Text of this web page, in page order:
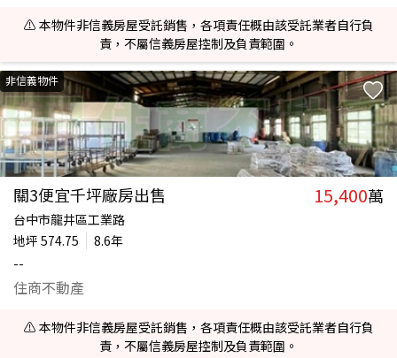
⚠️ 本物件非信義房屋受託銷售，各項責任概由該受託業者自行負
責，不屬信義房屋控制及負責範圍。
非信義物件
關3便宜千坪廠房出售 15,400萬
台中市龍井區工業路
地坪 574.75
8.6年
--
住商不動產
⚠️ 本物件非信義房屋受託銷售，各項責任概由該受託業者自行負
責，不屬信義房屋控制及負責範圍。